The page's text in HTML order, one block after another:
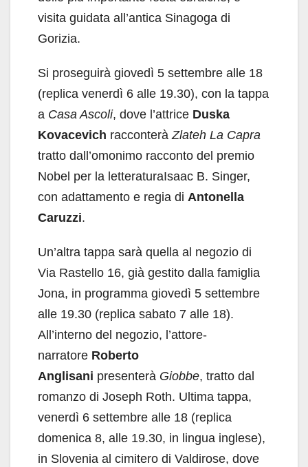
visita guidata all’antica Sinagoga di
Gorizia.
Si proseguirà giovedì 5 settembre alle 18
(replica venerdì 6 alle 19.30), con la tappa
a Casa Ascoli, dove l’attrice Duska
Kovacevich racconteràZlateh La Capra
tratto dall’omonimo racconto del premio
Nobel per la letteraturaIsaac B. Singer,
con adattamento e regia di Antonella
Caruzzi.
Un’altra tappa sarà quella al negozio di
Via Rastello 16, già gestito dalla famiglia
Jona, in programma giovedì 5 settembre
alle 19.30 (replica sabato 7 alle 18).
All’interno del negozio, l’attore-
narratore Roberto
Anglisani presenterà Giobbe, tratto dal
romanzo di Joseph Roth. Ultima tappa,
venerdì 6 settembre alle 18 (replica
domenica 8, alle 19.30, in lingua inglese),
in Slovenia al cimitero di Valdirose, dove